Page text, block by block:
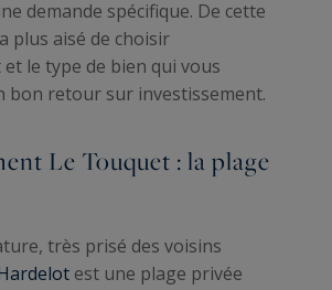
demande spécifique. De cette
plus aisé de choisir
et le type de bien qui vous
bon retour sur investissement.
Le Touquet : la plage
très prisé des voisins
est une plage privée